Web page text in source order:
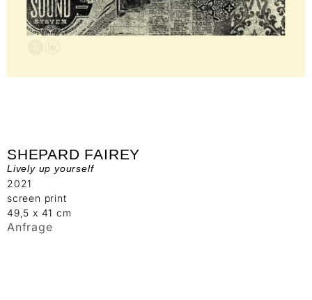
SHEPARD FAIREY
Lively up yourself
2021
screen print
49,5 x 41 cm
Anfrage